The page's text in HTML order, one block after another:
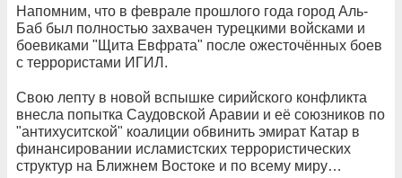
Напомним, что в феврале прошлого года город Аль-
Баб был полностью захвачен турецкими войсками и
боевиками "Щита Евфрата" после ожесточённых боев
с террористами ИГИЛ.
Свою лепту в новой вспышке сирийского конфликта
внесла попытка Саудовской Аравии и её союзников по
"антихуситской" коалиции обвинить эмират Катар в
финансировании исламистских террористических
структур на Ближнем Востоке и по всему миру…